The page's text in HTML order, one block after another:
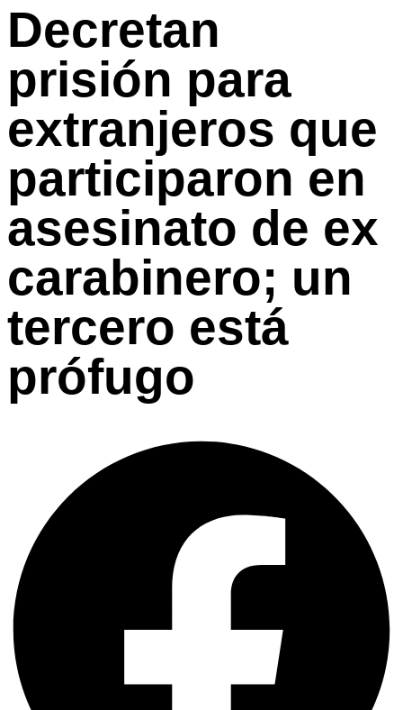
Decretan
prisión para
extranjeros que
participaron en
asesinato de ex
carabinero; un
tercero está
prófugo